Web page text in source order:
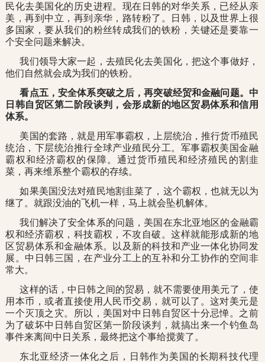
民化去美国化的历史进程。现在日韩的对华关系，已经从亲
美，再到中立，再到亲华，路转粉了。日韩，以及世界上很
多国家，要从我们的粉丝转成我们的铁粉，关键还是要靠一
个安全问题来解决。
我们领导大家一起，去殖民化去美国化，把这个事做好，
他们自然就会成为我们的铁粉。
看点五，安全体系突破之后，再突破经贸和金融问题。中
日韩自贸区第二阶段谈判，会形成新的地区贸易体系和信用
体系。
美国的套路，就是用军事霸权，上层统治，推行货币殖民
统治，下层统治推行全球产业殖民分工。军事霸权美国金融
霸权和经济霸权的保障。通过货币殖民和经济殖民的割韭
菜，再来维系整个霸权的存续。
如果美国没法对殖民地割韭菜了，这个霸权，也就无以为
继了。就跟没油的飞机一样，马上就会坠机解体。
我们解决了安全体系的问题，美国在东北亚地区的金融霸
权和经济霸权，科技霸权，不攻自破。这样就能形成新的地
区贸易体系和金融体系。以及新的科技和产业一体化协同发
展。中日韩三国，在产业分工上的互补和分工协作的空间非
常大。
这样的话，中日韩之间的贸易，就不需要使用美元了，使
用本币，或者直接使用人民币交易，就可以了。这对美元是
一个灭顶之灾。所以，美国对中日韩自贸区十分忌惮。之前
为了破坏中日韩自贸区第一阶段谈判，就搞出来一个钓鱼岛
事件来离间中日关系，最终把这个事给搅黄了。
东北亚经济一体化之后，日韩作为美国的长期科技代理